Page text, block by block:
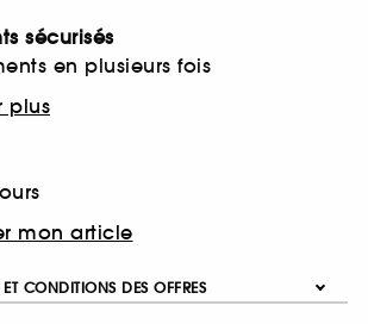
sécurisés
en plusieurs fois
plus
mon article
CONDITIONS DES OFFRES